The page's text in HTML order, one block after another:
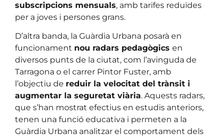
subscripcions mensuals, amb tarifes reduïdes
per a joves i persones grans.
D’altra banda, la Guàrdia Urbana posarà en
funcionament nou radars pedagògics en
diversos punts de la ciutat, com l’avinguda de
Tarragona o el carrer Pintor Fuster, amb
l’objectiu de reduir la velocitat del trànsit i
augmentar la seguretat viària. Aquests radars,
que s’han mostrat efectius en estudis anteriors,
tenen una funció educativa i permeten a la
Guàrdia Urbana analitzar el comportament dels